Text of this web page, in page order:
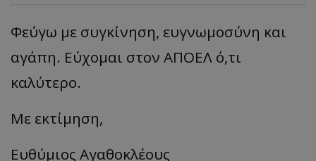
Φεύγω με συγκίνηση, ευγνωμοσύνη και
αγάπη. Εύχομαι στον ΑΠΟΕΛ ό,τι
καλύτερο.
Με εκτίμηση,
Ευθύμιος Αγαθοκλέους